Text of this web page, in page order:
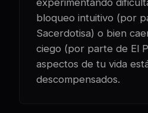
experimentando
bloqueo intuitivo (por
Sacerdotisa) o bien
ciego (por parte de El
aspectos de tu vida
descompensados.